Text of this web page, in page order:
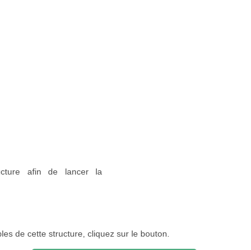
afin de lancer la
de cette structure, cliquez sur le bouton.